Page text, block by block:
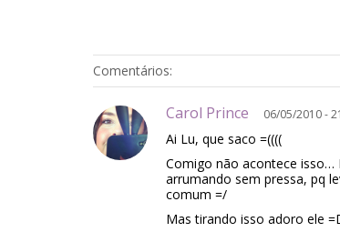
Comentários:
Carol Prince 06/05/2010 -
Ai Lu, que saco =((((
Comigo não acontece isso…
arrumando sem pressa, pq
comum =/
Mas tirando isso adoro ele